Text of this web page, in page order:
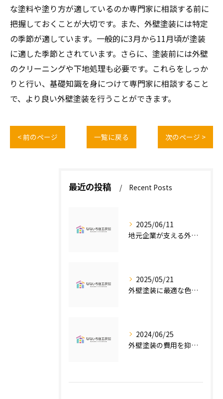
な塗料や塗り方が適しているのか専門家に相談する前に
把握しておくことが大切です。また、外壁塗装には特定
の季節が適しています。一般的に3月から11月頃が塗装
に適した季節とされています。さらに、塗装前には外壁
のクリーニングや下地処理も必要です。これらをしっか
りと行い、基礎知識を身につけて専門家に相談すること
で、より良い外壁塗装を行うことができます。
< 前のページ 一覧に戻る 次のページ >
最近の投稿 Recent Posts
2025/06/11
地元企業が支える外壁塗装の魅力
2025/05/21
外壁塗装に最適な色の選び方
2024/06/25
外壁塗装の費用を抑えたい人必見！低価格で高品質な外壁塗装工事のポイントとは？